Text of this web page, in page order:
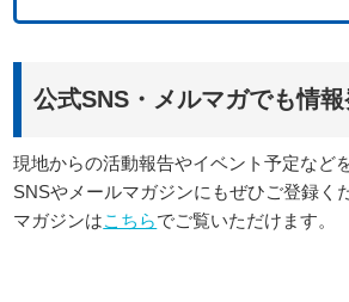
公式SNS・メルマガでも情
現地からの活動報告やイベント予定など
SNSやメールマガジンにもぜひご登録く
マガジンはこちらでご覧いただけます。